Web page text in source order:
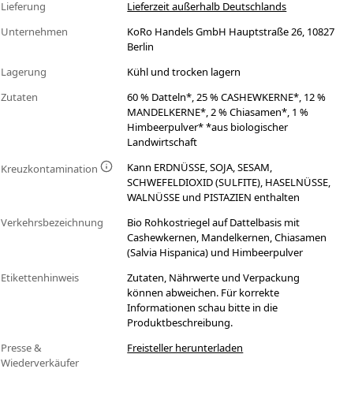
Lieferung
Lieferzeit außerhalb Deutschlands
Unternehmen
KoRo Handels GmbH Hauptstraße 26, 10827
Berlin
Lagerung
Kühl und trocken lagern
Zutaten
60 % Datteln*, 25 % CASHEWKERNE*, 12 %
MANDELKERNE*, 2 % Chiasamen*, 1 %
Himbeerpulver* *aus biologischer
Landwirtschaft
Kreuzkontamination
Kann ERDNÜSSE, SOJA, SESAM,
SCHWEFELDIOXID (SULFITE), HASELNÜSSE,
WALNÜSSE und PISTAZIEN enthalten
Verkehrsbezeichnung
Bio Rohkostriegel auf Dattelbasis mit
Cashewkernen, Mandelkernen, Chiasamen
(Salvia Hispanica) und Himbeerpulver
Etikettenhinweis
Zutaten, Nährwerte und Verpackung
können abweichen. Für korrekte
Informationen schau bitte in die
Produktbeschreibung.
Presse &
Wiederverkäufer
Freisteller herunterladen